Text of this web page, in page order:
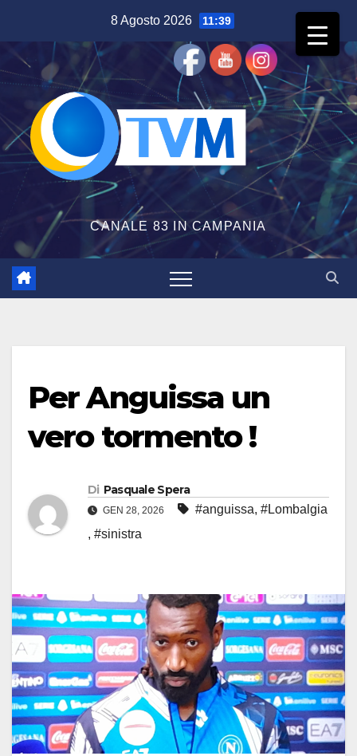
contenuto
8 Agosto 2026 11:39
CANALE 83 IN CAMPANIA
Per Anguissa un
vero tormento !
Di Pasquale Spera
GEN 28, 2026 #anguissa, #Lombalgia
, #sinistra